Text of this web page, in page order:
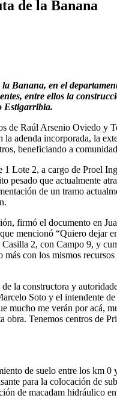
de la Banana
Banana, en el
entre ellos la
Estigarribia.
de Raúl Arsenio Oviedo y
adenda incorporada, la
beneficiando a
Lote 2, a cargo de Proel
pesado que actualmente
de un tramo
firmó el documento en
mencionó “Quiero dejar
2, con Campo 9, y
más con los mismos
la constructora y
Soto y el intendente
mucho me verán por acá,
obra. Tenemos centros de
de suelo entre los km
para la colocación de
de macadam hidráulico